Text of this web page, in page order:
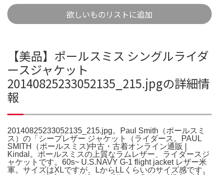
欲しいものリストに追加
【美品】ポールスミス シングルライダ
ースジャケット
20140825233052135_215.jpgの詳細情
報
20140825233052135_215.jpg。Paul Smith（ポールスミ
ス）の「シープレザー ジャケット（ライダース。PAUL
SMITH（ポールスミス)中古・古着オンライン通販 |
Kindal。ポールスミスの上質なラムレザー、ライダースジ
ャケットです。60s~ U.S.NAVY G-1 flight jacket レザー米
軍。サイズはXLですが、LからLLくらいのサイズ感です。